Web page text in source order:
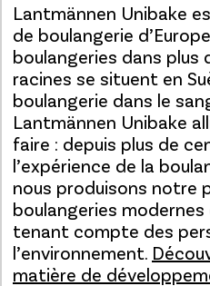
Lantmännen Unibake
de boulangerie
boulangeries dans plus
racines se situent en
boulangerie dans le
Lantmännen Unibake
faire : depuis plus de
l’expérience de la
nous produisons notre
boulangeries
tenant compte des
l’environnement.
matière de